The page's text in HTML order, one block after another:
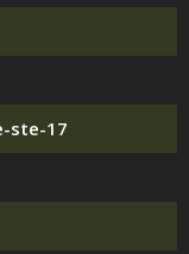
ste-17